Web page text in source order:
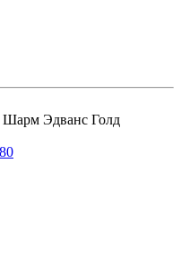
Шарм Эдванс Голд